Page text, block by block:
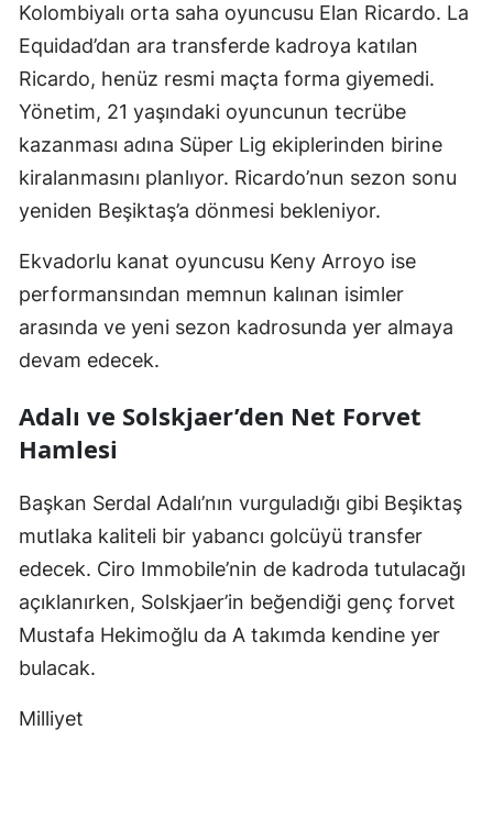
Kolombiyalı orta saha oyuncusu Elan Ricardo. La
Equidad’dan ara transferde kadroya katılan
Ricardo, henüz resmi maçta forma giyemedi.
Yönetim, 21 yaşındaki oyuncunun tecrübe
kazanması adına Süper Lig ekiplerinden birine
kiralanmasını planlıyor. Ricardo’nun sezon sonu
yeniden Beşiktaş’a dönmesi bekleniyor.
Ekvadorlu kanat oyuncusu Keny Arroyo ise
performansından memnun kalınan isimler
arasında ve yeni sezon kadrosunda yer almaya
devam edecek.
Adalı ve Solskjaer’den Net Forvet
Hamlesi
Başkan Serdal Adalı’nın vurguladığı gibi Beşiktaş
mutlaka kaliteli bir yabancı golcüyü transfer
edecek. Ciro Immobile’nin de kadroda tutulacağı
açıklanırken, Solskjaer’in beğendiği genç forvet
Mustafa Hekimoğlu da A takımda kendine yer
bulacak.
Milliyet